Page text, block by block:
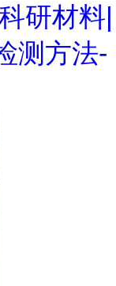
研材料|
测方法-